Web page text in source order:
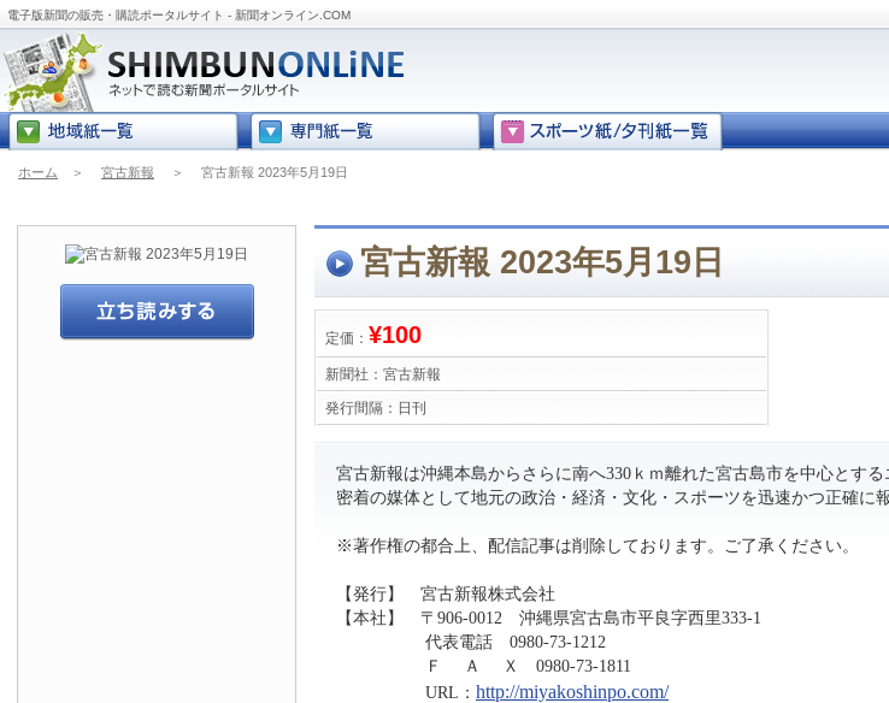
電子版新聞の販売・購読ポータルサイト - 新聞オンライン.COM
ホーム ＞ 宮古新報 ＞ 宮古新報 2023年5月19日
宮古新報 2023年5月19日
定価： ¥100
新聞社： 宮古新報
発行間隔： 日刊
宮古新報は沖縄本島からさらに南へ330ｋｍ離れた宮古島市を中心とす
密着の媒体として地元の政治・経済・文化・スポーツを迅速かつ正確に
※著作権の都合上、配信記事は削除しております。ご了承ください。
【発行】 宮古新報株式会社
【本社】 〒906-0012 沖縄県宮古島市平良字西里333-1
代表電話 0980-73-1212
Ｆ Ａ Ｘ 0980-73-1811
URL： http://miyakoshinpo.com/